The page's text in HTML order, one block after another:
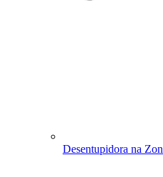
Desentupidora na